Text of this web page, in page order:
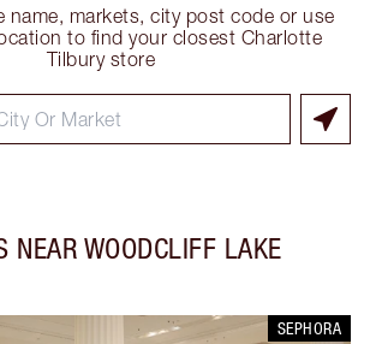
name, markets, city post code or use
to find your closest Charlotte
Tilbury store
NEAR WOODCLIFF LAKE
SEPHORA